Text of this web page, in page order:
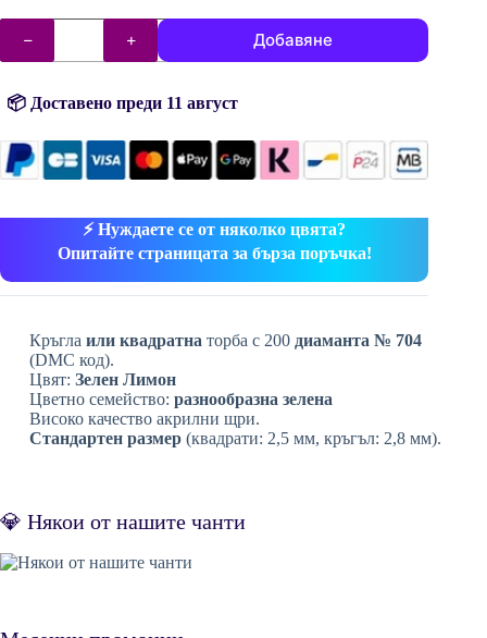
количество
DMC
(мъниста)
704
Добавяне
📦 Доставено преди 11 август
⚡ Нуждаете се от няколко цвята?
Опитайте страницата за бърза поръчка!
Кръгла или квадратна торба с 200 диаманта № 704
(DMC код).
Цвят: Зелен Лимон
Цветно семейство: разнообразна зелена
Високо качество акрилни щри.
Стандартен размер(квадрати: 2,5 мм, кръгъл: 2,8 мм).
💎 Някои от нашите чанти